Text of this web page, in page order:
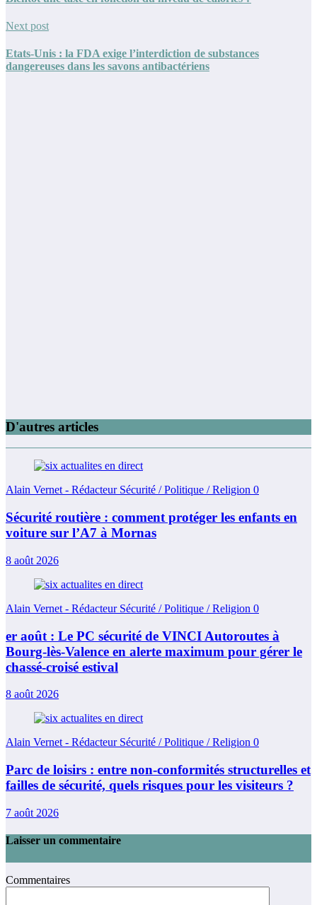
Next post
Etats-Unis : la FDA exige l’interdiction de substances
dangereuses dans les savons antibactériens
D'autres articles
Alain Vernet - Rédacteur Sécurité / Politique / Religion 0
Sécurité routière : comment protéger les enfants en
voiture sur l’A7 à Mornas
8 août 2026
Alain Vernet - Rédacteur Sécurité / Politique / Religion 0
er août : Le PC sécurité de VINCI Autoroutes à
Bourg-lès-Valence en alerte maximum pour gérer le
chassé-croisé estival
8 août 2026
Alain Vernet - Rédacteur Sécurité / Politique / Religion 0
Parc de loisirs : entre non-conformités structurelles et
failles de sécurité, quels risques pour les visiteurs ?
7 août 2026
Laisser un commentaire
Commentaires